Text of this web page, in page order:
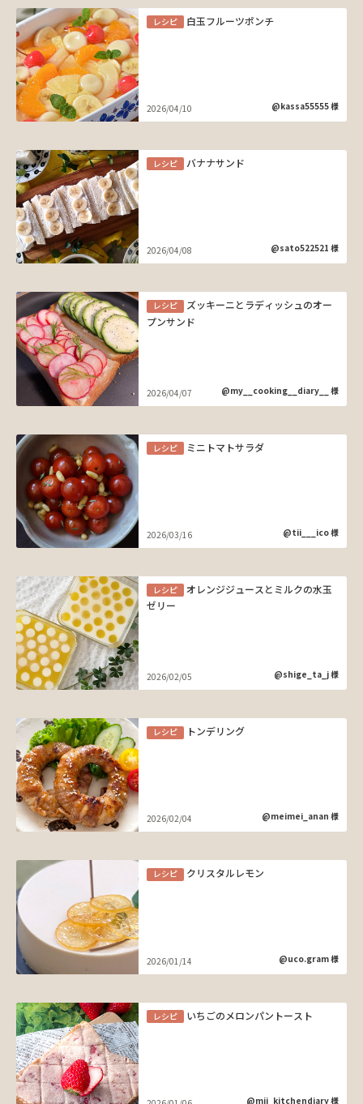
レシピ 白玉フルーツポンチ
2026/04/10 @kassa55555 様
レシピ バナナサンド
2026/04/08 @sato522521 様
レシピ
ズッキーニとラディッシュのオー
プンサンド
2026/04/07 @my__cooking__diary__ 様
レシピ ミニトマトサラダ
2026/03/16 @tii___ico 様
レシピ
オレンジジュースとミルクの水玉
ゼリー
2026/02/05 @shige_ta_j 様
レシピ トンデリング
2026/02/04 @meimei_anan 様
レシピ クリスタルレモン
2026/01/14 @uco.gram 様
レシピ いちごのメロンパントースト
@mii_kitchendiary 様